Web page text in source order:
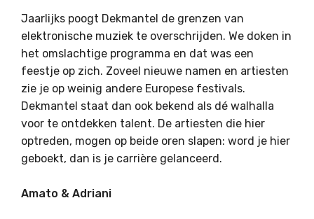
Jaarlijks poogt Dekmantel de grenzen van
elektronische muziek te overschrijden. We doken in
het omslachtige programma en dat was een
feestje op zich. Zoveel nieuwe namen en artiesten
zie je op weinig andere Europese festivals.
Dekmantel staat dan ook bekend als dé walhalla
voor te ontdekken talent. De artiesten die hier
optreden, mogen op beide oren slapen: word je hier
geboekt, dan is je carrière gelanceerd.
Amato & Adriani